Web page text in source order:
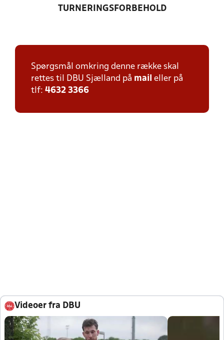
TURNERINGSFORBEHOLD
Spørgsmål omkring denne række skal
rettes til DBU Sjælland på mail eller på
tlf: 4632 3366
Videoer fra DBU